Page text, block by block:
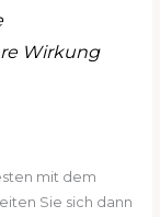
Wirkung
mit dem
Sie sich dann